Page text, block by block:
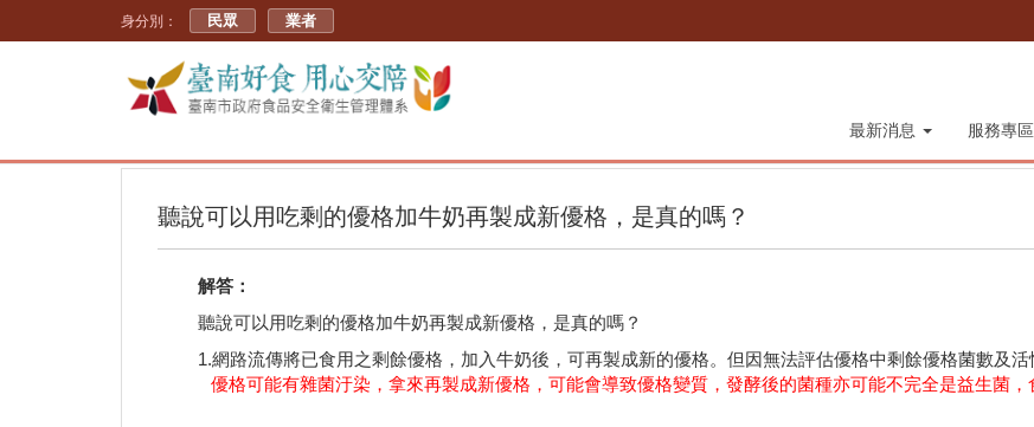
身分別： 民眾 業者
最新消息 服務專區
聽說可以用吃剩的優格加牛奶再製成新優格，是真的嗎？
解答：
聽說可以用吃剩的優格加牛奶再製成新優格，是真的嗎？
1.網路流傳將已食用之剩餘優格，加入牛奶後，可再製成新的優格。但因無法評估優格中剩餘優格菌數及活
優格可能有雜菌汙染，拿來再製成新優格，可能會導致優格變質，發酵後的菌種亦可能不完全是益生菌，